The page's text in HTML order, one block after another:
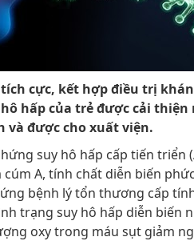
cực, kết hợp điều trị
hấp của trẻ được cải thiện
và được cho xuất viện.
suy hô hấp cấp tiến triển
A, tính chất diễn biến
bệnh lý tổn thương cấp
trạng suy hô hấp diễn biến
oxy trong máu sụt giảm